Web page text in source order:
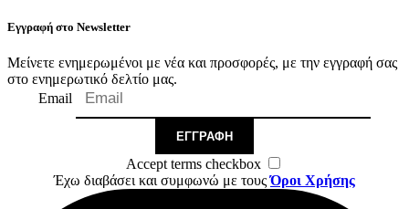
Εγγραφή στο Newsletter
Μείνετε ενημερωμένοι με νέα και προσφορές, με την εγγραφή σας
στο ενημερωτικό δελτίο μας.
Email
ΕΓΓΡΑΦΉ
Accept terms checkbox
Έχω διαβάσει και συμφωνώ με τουςΌροι Χρήσης